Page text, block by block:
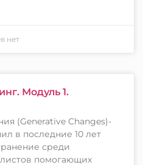
нет
Модуль 1.
(Generative Changes)-
в последние 10 лет
среди
помогающих